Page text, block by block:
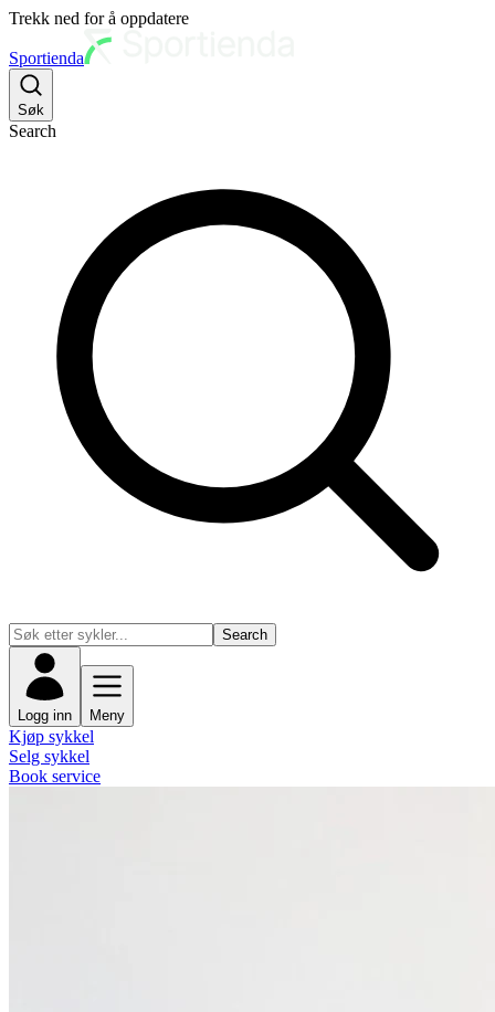
Trekk ned for å oppdatere
Sportienda
Søk
Search
Search
Logg inn Meny
Kjøp sykkel
Selg sykkel
Book service